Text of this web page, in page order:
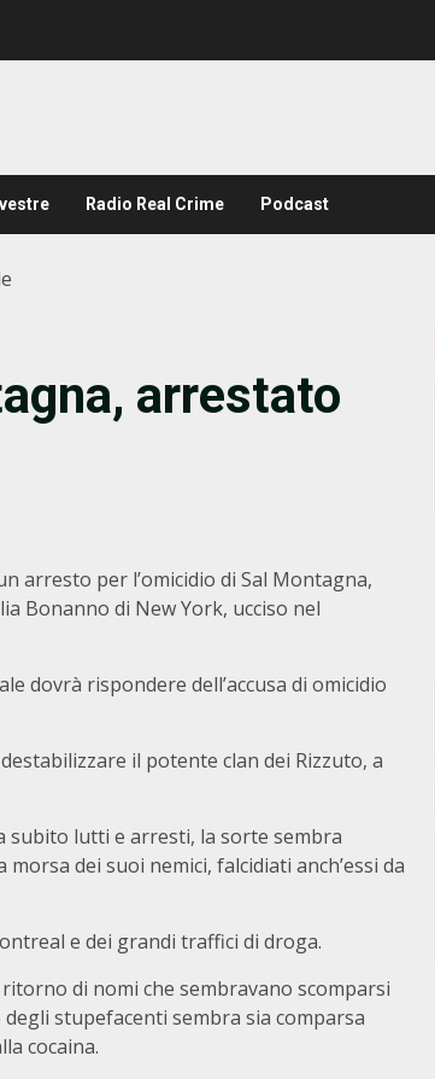
Radio Real Crime Podcast
arrestato
arresto per l’omicidio di Sal Montagna,
Bonanno di New York, ucciso nel
dovrà rispondere dell’accusa di omicidio
il potente clan dei Rizzuto, a
subito lutti e arresti, la sorte sembra
dei suoi nemici, falcidiati anch’essi da
e dei grandi traffici di droga.
di nomi che sembravano scomparsi
stupefacenti sembra sia comparsa
cocaina.